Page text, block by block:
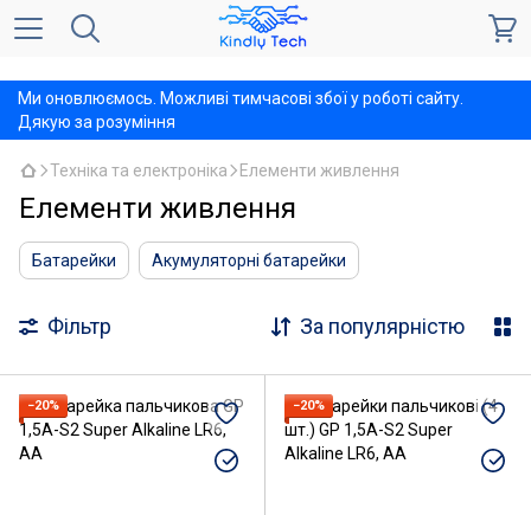
Ми оновлюємось. Можливі тимчасові збої у роботі сайту.
Дякую за розуміння
Техніка та електроніка Елементи живлення
Елементи живлення
Батарейки Акумуляторні батарейки
Фільтр За популярністю
−20% −20%